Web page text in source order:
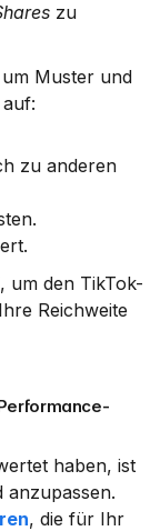
zu
Muster und
zu anderen
um den TikTok-
Reichweite
haben, ist
anzupassen.
, die für Ihr